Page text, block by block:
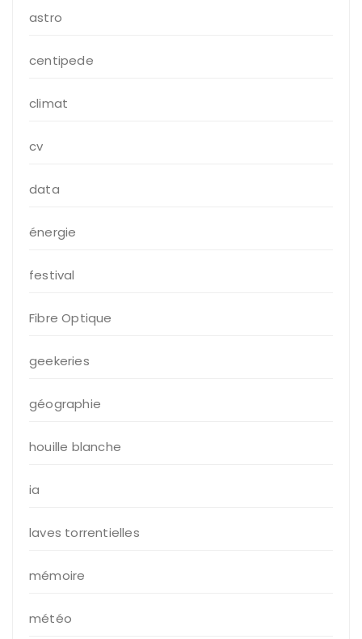
astro
centipede
climat
cv
data
énergie
festival
Fibre Optique
geekeries
géographie
houille blanche
ia
laves torrentielles
mémoire
météo